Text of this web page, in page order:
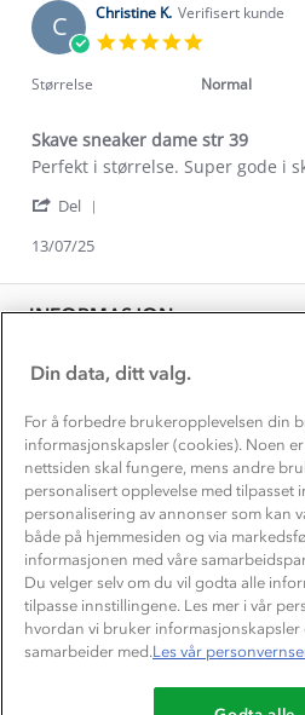
on
27
Apr
C Christine K. Verifisert kunde
rating
Størrelse Normal
Skave sneaker dame str 39
Review
Christine
on
Jul
2025
review
Skave
dame
39
Perfekt i størrelse. Super gode i
Del
Christine
K.
Jul
2025
13/07/25
INFORMASJON
Kontakt oss
Konkurransevinnere
Kundeklubb
Våre butikker
Bedrift, barnehage og SFO
Presse
OM OSS
Etisk handel
Inkludering
Materialer
Personvern
Samarbeide med oss?
TIPS OG RÅD
Alt du trenger til Norgesferien
Dette trenger du til
Gravidklær
Hvordan velge riktig turtøy?
Store størrelser
Turmat oppskrifter
Beredskap
AKTIVITETER
Få turinspirasjon og tips her⛰
Overnatte utendørs⛺
Leirskole 🥾
Barnehageansatt
Tips til hyttetur
Du betaler
Din data, ditt valg.
For å forbedre brukeropplevelsen din
informasjonskapsler (cookies). Noen
nettsiden skal fungere, mens andre
personalisert opplevelse med tilpasset
personalisering av annonser som kan
både på hjemmesiden og via
informasjonen med våre
Du velger selv om du vil godta alle
tilpasse innstillingene. Les mer i vår
hvordan vi bruker informasjonskapsler
samarbeider med.Les vår